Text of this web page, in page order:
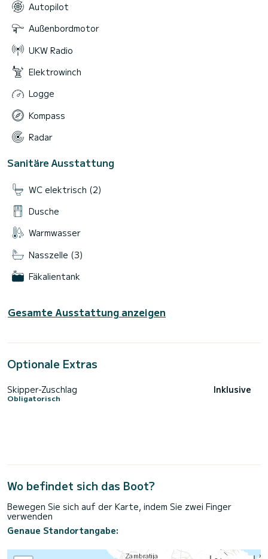
Autopilot
Außenbordmotor
UKW Radio
Elektrowinch
Logge
Kompass
Radar
Sanitäre Ausstattung
WC elektrisch (2)
Dusche
Warmwasser
Nasszelle (3)
Fäkalientank
Gesamte Ausstattung anzeigen
Optionale Extras
Skipper-Zuschlag
Obligatorisch
Inklusive
Wo befindet sich das Boot?
Bewegen Sie sich auf der Karte, indem Sie zwei Finger
verwenden
Genaue Standortangabe: